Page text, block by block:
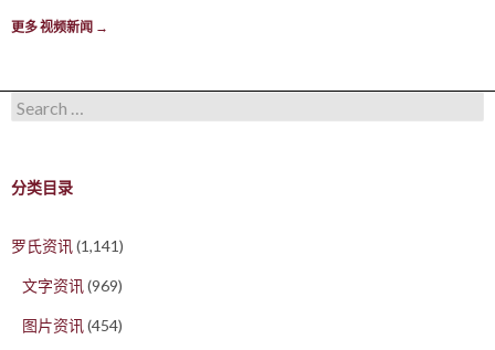
更多 视频新闻 →
Search for:
分类目录
罗氏资讯(1,141)
文字资讯(969)
图片资讯(454)